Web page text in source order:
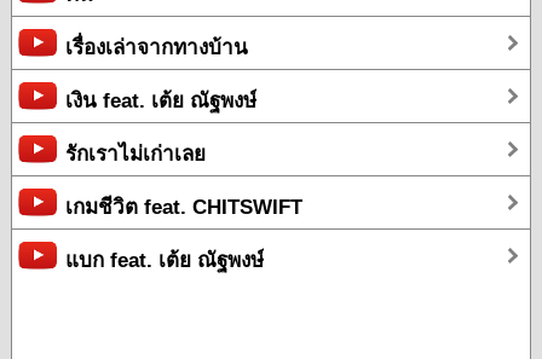
เรื่องเล่าจากทางบ้าน
เงิน feat. เต้ย ณัฐพงษ์
รักเราไม่เก่าเลย
เกมชีวิต feat. CHITSWIFT
แบก feat. เต้ย ณัฐพงษ์